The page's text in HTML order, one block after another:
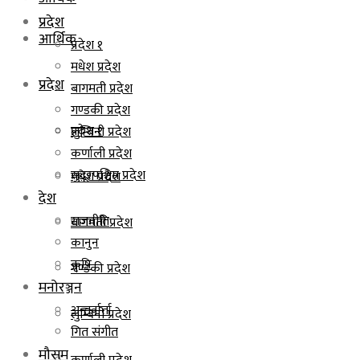
आर्थिक
प्रदेश
प्रदेश १
मधेश प्रदेश
बागमती प्रदेश
गण्डकी प्रदेश
लुम्बिनी प्रदेश
प्रदेश
प्रदेश १
मधेश प्रदेश
बागमती प्रदेश
गण्डकी प्रदेश
लुम्बिनी प्रदेश
कर्णाली प्रदेश
सुदूरपश्चिम प्रदेश
देश
राजनीति
कानुन
कृषि
मनोरञ्जन
अन्तर्वार्ता
गित संगीत
मौसम